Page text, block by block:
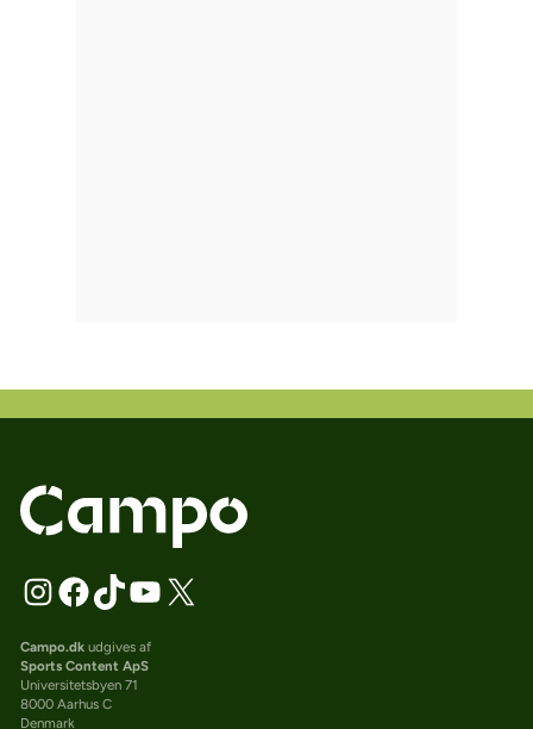
Campo.dkudgives af
Sports Content ApS
Universitetsbyen 71
8000 Aarhus C
Denmark